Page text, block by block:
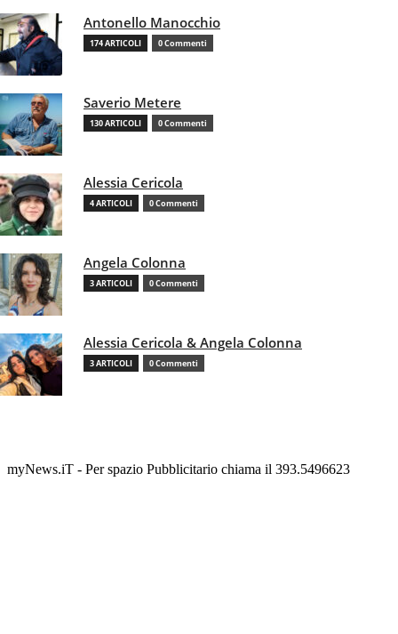
Antonello Manocchio
174 ARTICOLI 0 Commenti
Saverio Metere
130 ARTICOLI 0 Commenti
Alessia Cericola
4 ARTICOLI 0 Commenti
Angela Colonna
3 ARTICOLI 0 Commenti
Alessia Cericola & Angela Colonna
3 ARTICOLI 0 Commenti
myNews.iT - Per spazio Pubblicitario chiama il 393.5496623